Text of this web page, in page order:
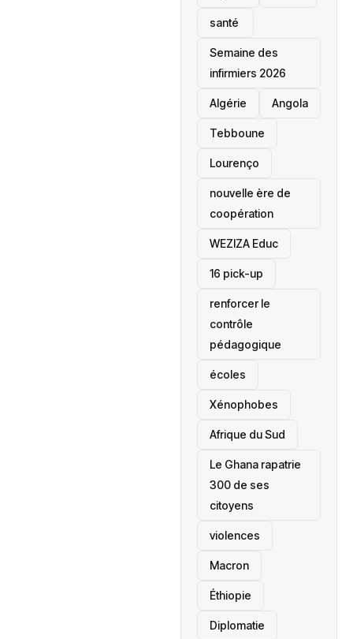
santé ‎
Semaine des
infirmiers 2026
‎Algérie Angola
Tebboune
Lourenço
nouvelle ère de
coopération
‎WEZIZA Educ
16 pick-up
renforcer le
contrôle
pédagogique
écoles
‎Xénophobes
Afrique du Sud
Le Ghana rapatrie
300 de ses
citoyens
violences
Macron
Éthiopie
Diplomatie